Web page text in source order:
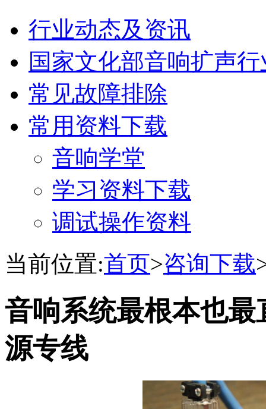
行业动态及资讯
国家文化部音响扩声
常见故障排除
常用资料下载
音响学堂
学习资料下载
调试操作资料
当前位置:首页>咨询下载
音响系统最根本也
源专线